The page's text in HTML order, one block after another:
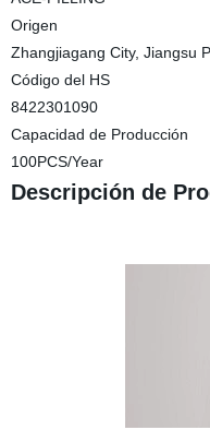
Origen
Zhangjiagang City, Jiangsu
Código del HS
8422301090
Capacidad de Producción
100PCS/Year
Descripción de